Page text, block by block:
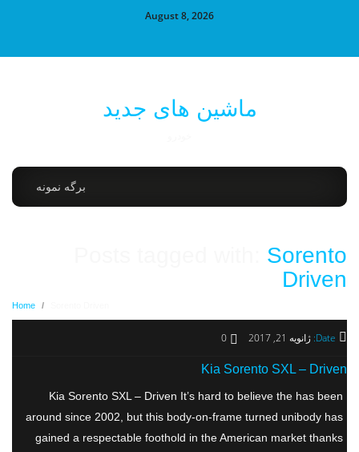
August 8, 2026
ماشین های جدید
برگه نمونه
Posts tagged with:Sorento
Driven
Home
Date: ژانویه 21, 2017 0
Kia Sorento SXL – Driven
Kia Sorento SXL – Driven It’s hard to believe the has been
around since 2002, but this body-on-frame turned unibody has
gained a respectable foothold in the American market thanks